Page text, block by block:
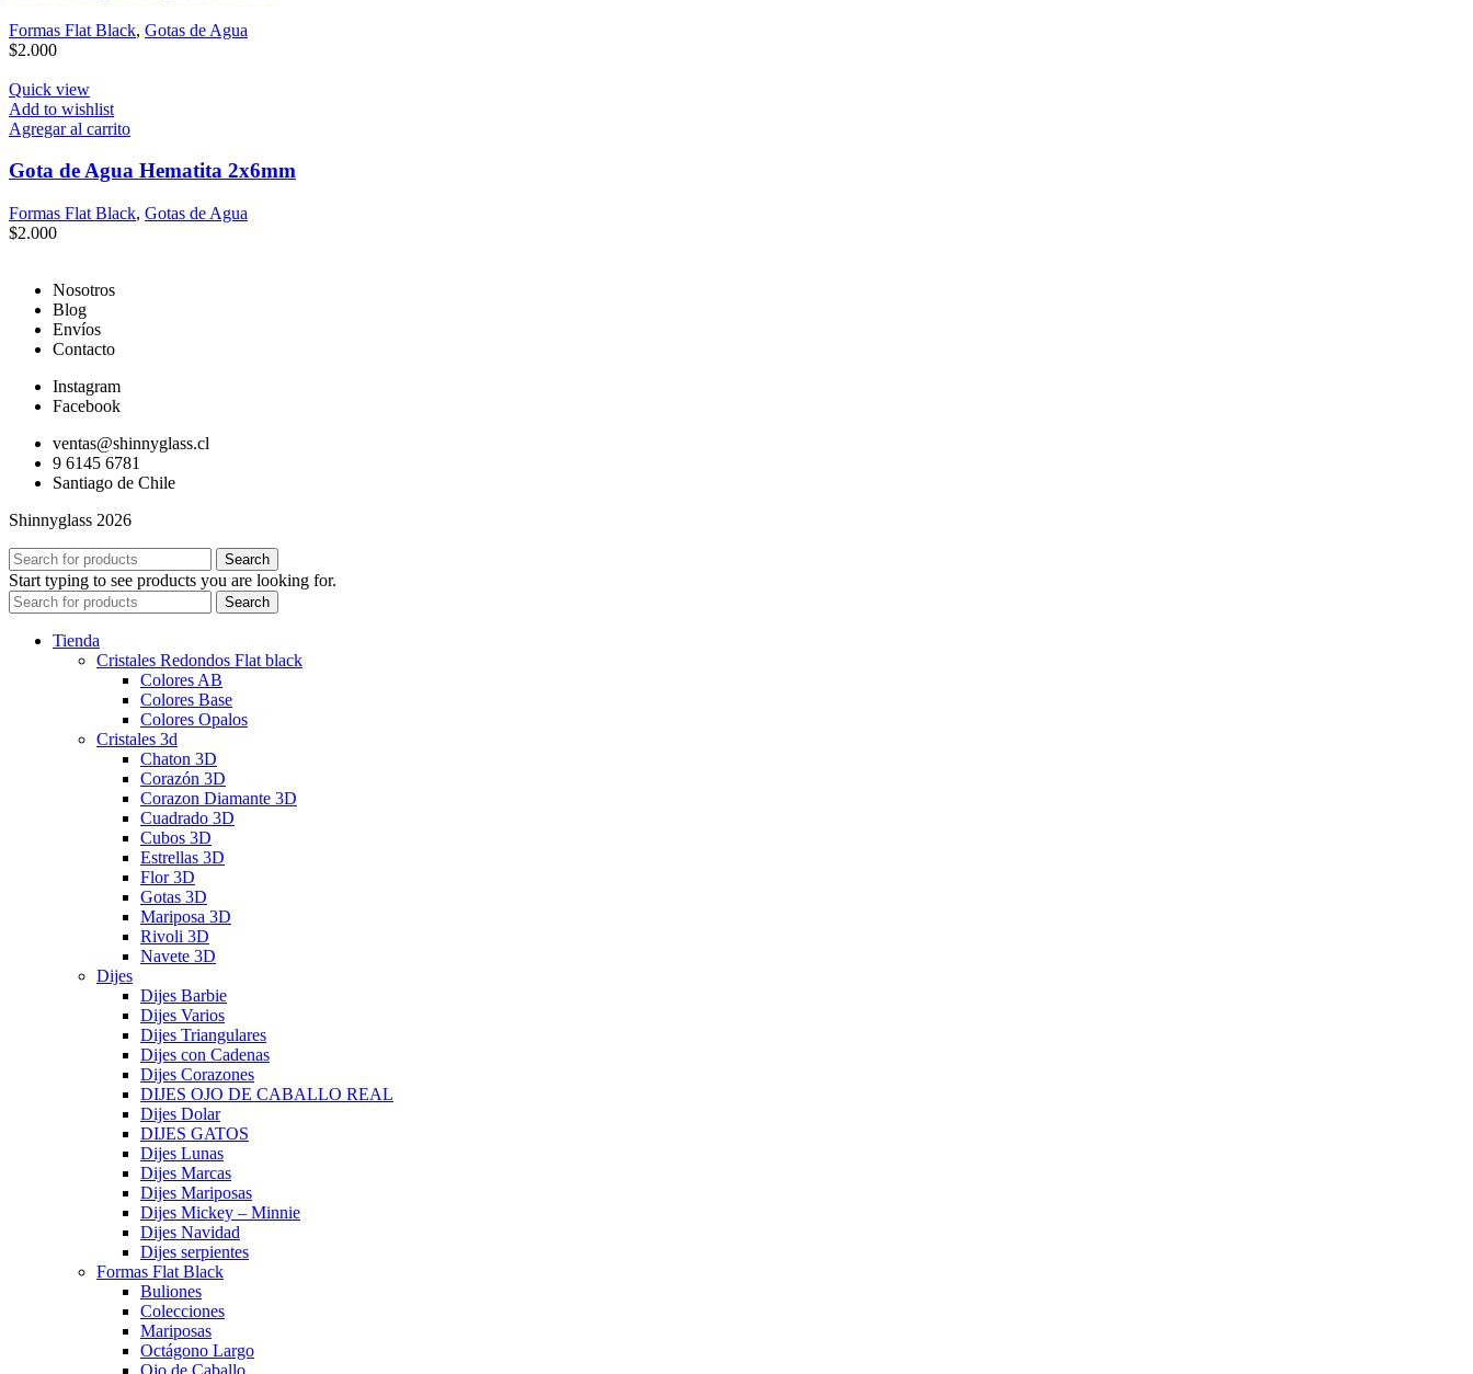
Formas Flat Black, Gotas de Agua
$2.000
Quick view
Add to wishlist
Agregar al carrito
Gota de Agua Hematita 2x6mm
Formas Flat Black, Gotas de Agua
$2.000
Nosotros
Blog
Envíos
Contacto
Instagram
Facebook
ventas@shinnyglass.cl
9 6145 6781
Santiago de Chile
Shinnyglass 2026
Search
Start typing to see products you are looking for.
Search
Tienda
Cristales Redondos Flat black
Colores AB
Colores Base
Colores Opalos
Cristales 3d
Chaton 3D
Corazón 3D
Corazon Diamante 3D
Cuadrado 3D
Cubos 3D
Estrellas 3D
Flor 3D
Gotas 3D
Mariposa 3D
Rivoli 3D
Navete 3D
Dijes
Dijes Barbie
Dijes Varios
Dijes Triangulares
Dijes con Cadenas
Dijes Corazones
DIJES OJO DE CABALLO REAL
Dijes Dolar
DIJES GATOS
Dijes Lunas
Dijes Marcas
Dijes Mariposas
Dijes Mickey – Minnie
Dijes Navidad
Dijes serpientes
Formas Flat Black
Buliones
Colecciones
Mariposas
Octágono Largo